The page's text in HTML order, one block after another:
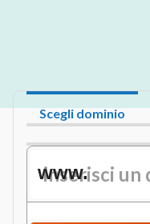
Scegli dominio
www.